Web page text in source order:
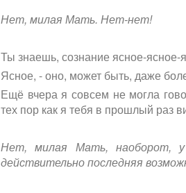
Нет, милая Мать. Нет-нет!
Ты знаешь, сознание ясное-
Ясное, - оно, может быть, даже
Ещё вчера я совсем не могла
тех пор как я тебя в прошлый раз
Нет, милая Мать, наоборот,
действительно последняя